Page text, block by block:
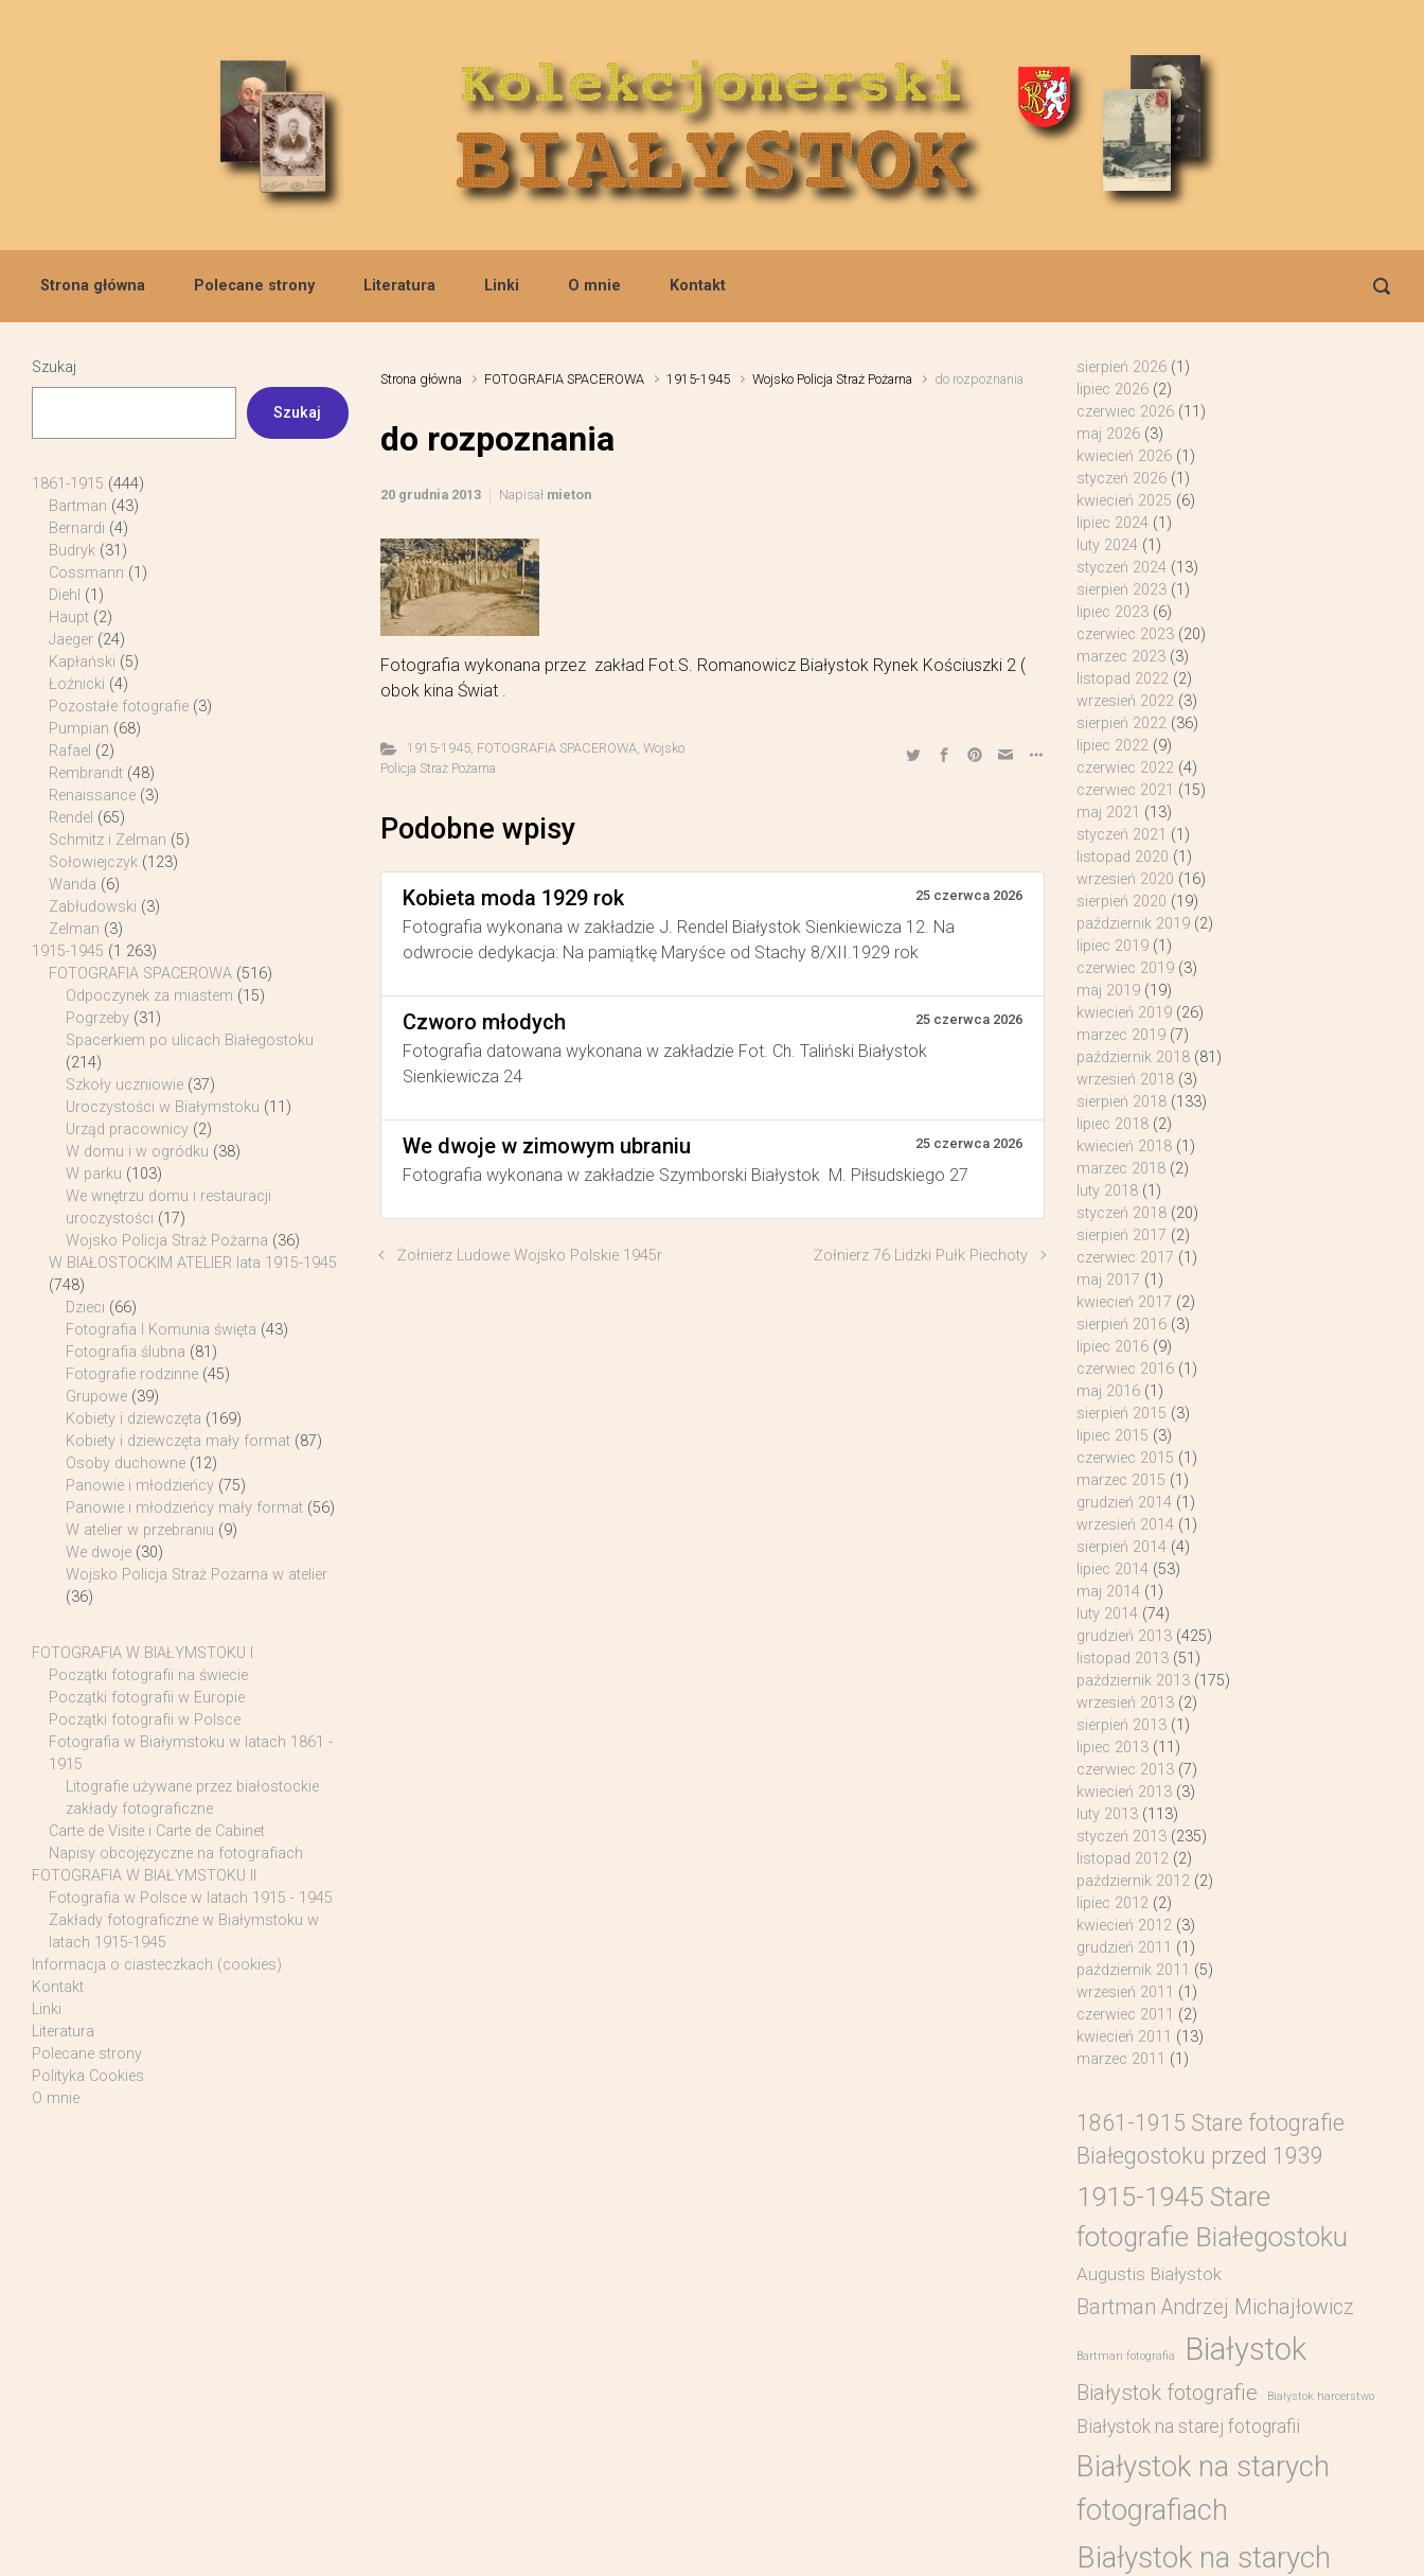
Strona główna Polecane strony Literatura Linki O mnie Kontakt
Strona główna FOTOGRAFIA SPACEROWA 1915-1945 Wojsko Policja Straż Pożarna do rozpoznania
do rozpoznania
20 grudnia 2013 Napisał mieton
Fotografia wykonana przez zakład Fot.S. Romanowicz Białystok Rynek Kościuszki 2 (
obok kina Świat .
1915-1945, FOTOGRAFIA SPACEROWA,Wojsko
Policja Straż Pożarna
Podobne wpisy
Kobieta moda 1929 rok 25 czerwca 2026
Fotografia wykonana w zakładzie J. Rendel Białystok Sienkiewicza 12. Na
odwrocie dedykacja: Na pamiątkę Maryśce od Stachy 8/XII.1929 rok
Czworo młodych 25 czerwca 2026
Fotografia datowana wykonana w zakładzie Fot. Ch. Taliński Białystok
Sienkiewicza 24
We dwoje w zimowym ubraniu 25 czerwca 2026
Fotografia wykonana w zakładzie Szymborski Białystok M. Piłsudskiego 27
Żołnierz Ludowe Wojsko Polskie 1945r Żołnierz 76 Lidzki Pułk Piechoty
Szukaj
Szukaj
1861-1915 (444)
Bartman (43)
Bernardi (4)
Budryk (31)
Cossmann (1)
Diehl (1)
Haupt (2)
Jaeger (24)
Kapłański (5)
Łoźnicki (4)
Pozostałe fotografie (3)
Pumpian (68)
Rafael (2)
Rembrandt (48)
Renaissance (3)
Rendel (65)
Schmitz i Zelman (5)
Sołowiejczyk (123)
Wanda (6)
Zabłudowski (3)
Zelman (3)
1915-1945 (1 263)
FOTOGRAFIA SPACEROWA (516)
Odpoczynek za miastem (15)
Pogrzeby (31)
Spacerkiem po ulicach Białegostoku
(214)
Szkoły uczniowie (37)
Uroczystości w Białymstoku (11)
Urząd pracownicy (2)
W domu i w ogródku (38)
W parku (103)
We wnętrzu domu i restauracji
uroczystości (17)
Wojsko Policja Straż Pożarna (36)
W BIAŁOSTOCKIM ATELIER lata 1915-1945
(748)
Dzieci (66)
Fotografia I Komunia święta (43)
Fotografia ślubna (81)
Fotografie rodzinne (45)
Grupowe (39)
Kobiety i dziewczęta (169)
Kobiety i dziewczęta mały format (87)
Osoby duchowne (12)
Panowie i młodzieńcy (75)
Panowie i młodzieńcy mały format (56)
W atelier w przebraniu (9)
We dwoje (30)
Wojsko Policja Straż Pożarna w atelier
(36)
FOTOGRAFIA W BIAŁYMSTOKU I
Początki fotografii na świecie
Początki fotografii w Europie
Początki fotografii w Polsce
Fotografia w Białymstoku w latach 1861 -
1915
Litografie używane przez białostockie
zakłady fotograficzne
Carte de Visite i Carte de Cabinet
Napisy obcojęzyczne na fotografiach
FOTOGRAFIA W BIAŁYMSTOKU II
Fotografia w Polsce w latach 1915 - 1945
Zakłady fotograficzne w Białymstoku w
latach 1915-1945
Informacja o ciasteczkach (cookies)
Kontakt
Linki
Literatura
Polecane strony
Polityka Cookies
O mnie
sierpień 2026(1)
lipiec 2026(2)
czerwiec 2026(11)
maj 2026(3)
kwiecień 2026(1)
styczeń 2026(1)
kwiecień 2025 (6)
lipiec 2024(1)
luty 2024(1)
styczeń 2024(13)
sierpień 2023(1)
lipiec 2023(6)
czerwiec 2023(20)
marzec 2023(3)
listopad 2022(2)
wrzesień 2022(3)
sierpień 2022(36)
lipiec 2022(9)
czerwiec 2022(4)
czerwiec 2021 (15)
maj 2021 (13)
styczeń 2021 (1)
listopad 2020 (1)
wrzesień 2020 (16)
sierpień 2020 (19)
październik 2019(2)
lipiec 2019(1)
czerwiec 2019(3)
maj 2019(19)
kwiecień 2019(26)
marzec 2019(7)
październik 2018(81)
wrzesień 2018(3)
sierpień 2018(133)
lipiec 2018(2)
kwiecień 2018(1)
marzec 2018(2)
luty 2018(1)
styczeń 2018(20)
sierpień 2017 (2)
czerwiec 2017 (1)
maj 2017 (1)
kwiecień 2017 (2)
sierpień 2016(3)
lipiec 2016(9)
czerwiec 2016(1)
maj 2016(1)
sierpień 2015 (3)
lipiec 2015 (3)
czerwiec 2015 (1)
marzec 2015 (1)
grudzień 2014(1)
wrzesień 2014(1)
sierpień 2014(4)
lipiec 2014(53)
maj 2014(1)
luty 2014(74)
grudzień 2013(425)
listopad 2013(51)
październik 2013(175)
wrzesień 2013(2)
sierpień 2013(1)
lipiec 2013(11)
czerwiec 2013(7)
kwiecień 2013(3)
luty 2013(113)
styczeń 2013(235)
listopad 2012(2)
październik 2012(2)
lipiec 2012(2)
kwiecień 2012(3)
grudzień 2011 (1)
październik 2011 (5)
wrzesień 2011 (1)
czerwiec 2011 (2)
kwiecień 2011 (13)
marzec 2011 (1)
1861-1915 Stare fotografie
Białegostoku przed 1939
1915-1945 Stare
fotografie Białegostoku
Augustis Białystok
Bartman Andrzej Michajłowicz
Bartman fotografia Białystok
Białystok fotografie Białystok harcerstwo
Białystok na starej fotografii
Białystok na starych
fotografiach
Białystok na starych